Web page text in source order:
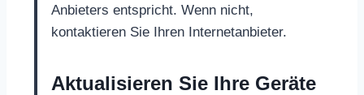
Anbieters entspricht. Wenn nicht,
kontaktieren Sie Ihren Internetanbieter.
Aktualisieren Sie Ihre Geräte